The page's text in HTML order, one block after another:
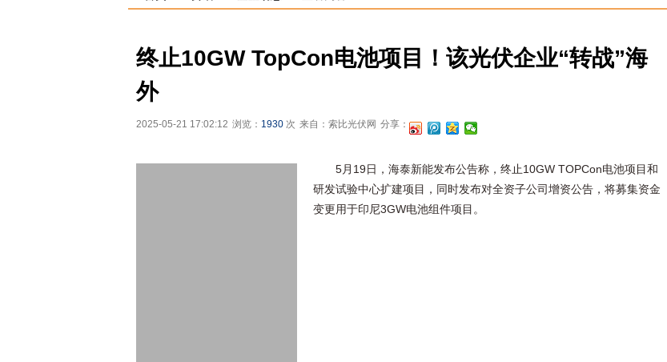
终止10GW TopCon电池项目！该光伏企业“转战”海
外
2025-05-21 17:02:12 浏览： 1930 次 来自：索比光伏网 分享：
5月19日，海泰新能发布公告称，终止10GW TOPCon电池项目和
研发试验中心扩建项目，同时发布对全资子公司增资公告，将募集资金
变更用于印尼3GW电池组件项目。